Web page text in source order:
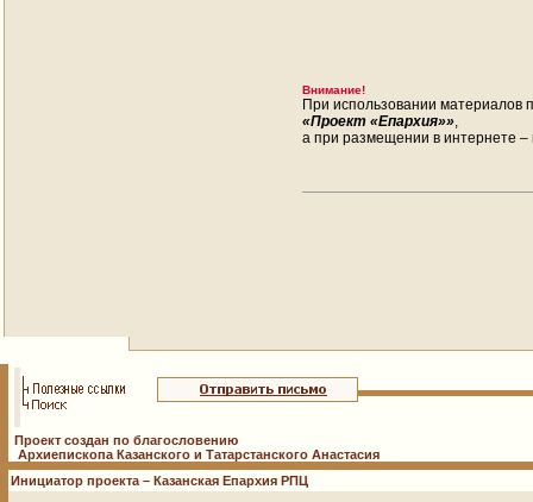
Внимание!
При использовании материалов
«Проект «Епархия»»
а при размещении в интернете
Проект создан по благословению
Архиепископа Казанского и Татарстанского Анастасия
Инициатор проекта – Казанская Епархия РПЦ